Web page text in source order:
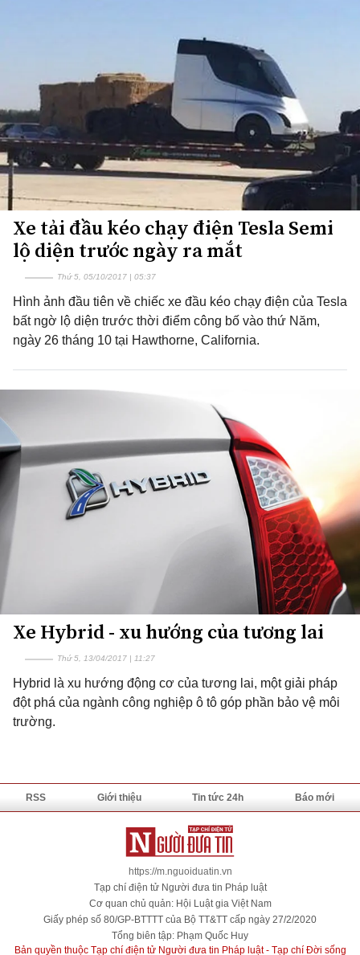
Xe tải đầu kéo chạy điện Tesla Semi
lộ diện trước ngày ra mắt
Thứ 5, 05/10/2017 | 05:37
Hình ảnh đầu tiên về chiếc xe đầu kéo chạy điện của Tesla
bất ngờ lộ diện trước thời điểm công bố vào thứ Năm,
ngày 26 tháng 10 tại Hawthorne, California.
Xe Hybrid - xu hướng của tương lai
Thứ 5, 13/04/2017 | 11:27
Hybrid là xu hướng động cơ của tương lai, một giải pháp
đột phá của ngành công nghiệp ô tô góp phần bảo vệ môi
trường.
RSS Giới thiệu Tin tức 24h Báo mới
https://m.nguoiduatin.vn
Tạp chí điện tử Người đưa tin Pháp luật
Cơ quan chủ quản: Hội Luật gia Việt Nam
Giấy phép số 80/GP-BTTTT của Bộ TT&TT cấp ngày 27/2/2020
Tổng biên tập: Phạm Quốc Huy
Bản quyền thuộc Tạp chí điện tử Người đưa tin Pháp luật - Tạp chí Đời sống